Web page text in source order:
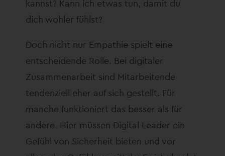
kannst? Kann ich etwas tun, damit du
dich wohler fühlst?
Doch nicht nur Empathie spielt eine
entscheidende Rolle. Bei digitaler
Zusammenarbeit sind Mitarbeitende
tendenziell eher auf sich gestellt. Für
manche funktioniert das besser als für
andere. Hier müssen Digital Leader ein
Gefühl von Sicherheit bieten und vor